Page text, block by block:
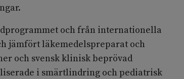
och från internationella
jämfört läkemedelspreparat och
och svensk klinisk beprövad
i smärtlindring och pediatrisk